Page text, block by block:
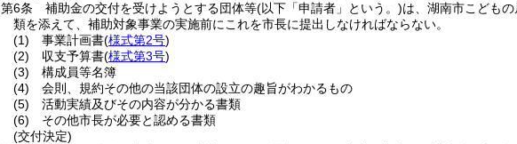
第6条
補助金の交付を受けようとする団体等(以下「申請者」という。)は、湖南市こども
類を添えて、補助対象事業の実施前にこれを市長に提出しなければならない。
(1)
事業計画書(様式第2号)
(2)
収支予算書(様式第3号)
(3)
構成員等名簿
(4)
会則、規約その他の当該団体の設立の趣旨がわかるもの
(5)
活動実績及びその内容が分かる書類
(6)
その他市長が必要と認める書類
(交付決定)